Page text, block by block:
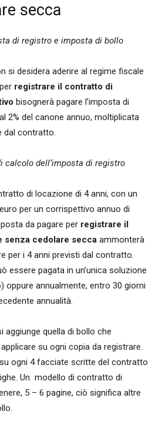
secca
di registro e imposta di bollo
si desidera aderire al regime fiscale
registrare il contratto di
bisognerà pagare l’imposta di
2% del canone annuo, moltiplicata
dal contratto.
calcolo dell’imposta di registro
di locazione di 4 anni, con un
per un corrispettivo annuo di
da pagare per registrare il
senza cedolare secca ammonterà
per i 4 anni previsti dal contratto.
essere pagata in un’unica soluzione
oppure annualmente, entro 30 giorni
annualità.
aggiunge quella di bollo che
su ogni copia da registrare.
ogni 4 facciate scritte del contratto
Un modello di contratto di
5 – 6 pagine, ciò significa altre